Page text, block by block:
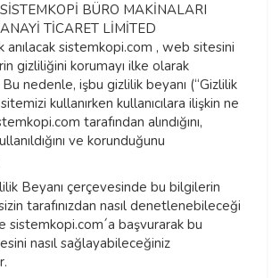
BÜRO MAKİNALARI
TİCARET LİMİTED
anılacak sistemkopi.com , web sitesini
gizliliğini korumayı ilke olarak
nedenle, işbu gizlilik beyanı (“Gizlilik
kullanırken kullanıcılara ilişkin ne
tarafından alındığını,
ve korunduğunu
Beyanı çerçevesinde bu bilgilerin
tarafınızdan nasıl denetlenebileceği
sistemkopi.com´a başvurarak bu
nasıl sağlayabileceğiniz